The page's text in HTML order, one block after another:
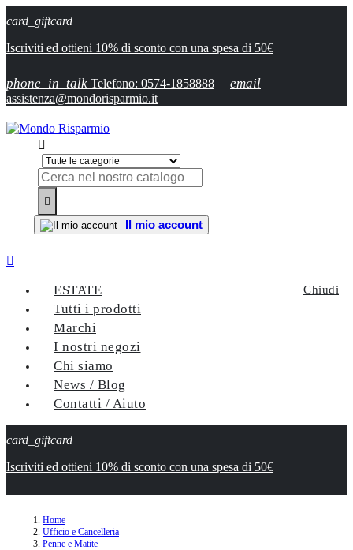
card_giftcard
Iscriviti ed ottieni 10% di sconto con una spesa di 50€
phone_in_talk Telefono: 0574-1858888 email
assistenza@mondorisparmio.it


Il mio account

Chiudi
ESTATE
Tutti i prodotti
Marchi
I nostri negozi
Chi siamo
News / Blog
Contatti / Aiuto
card_giftcard
Iscriviti ed ottieni 10% di sconto con una spesa di 50€
Home
Ufficio e Cancelleria
Penne e Matite